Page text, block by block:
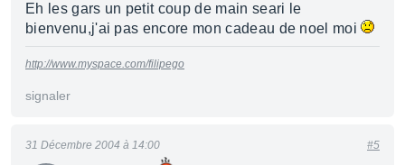
Eh les gars un petit coup de main seari le
bienvenu,j'ai pas encore mon cadeau de noel moi
http://www.myspace.com/filipego
signaler
31 Décembre 2004 à 14:00 #5